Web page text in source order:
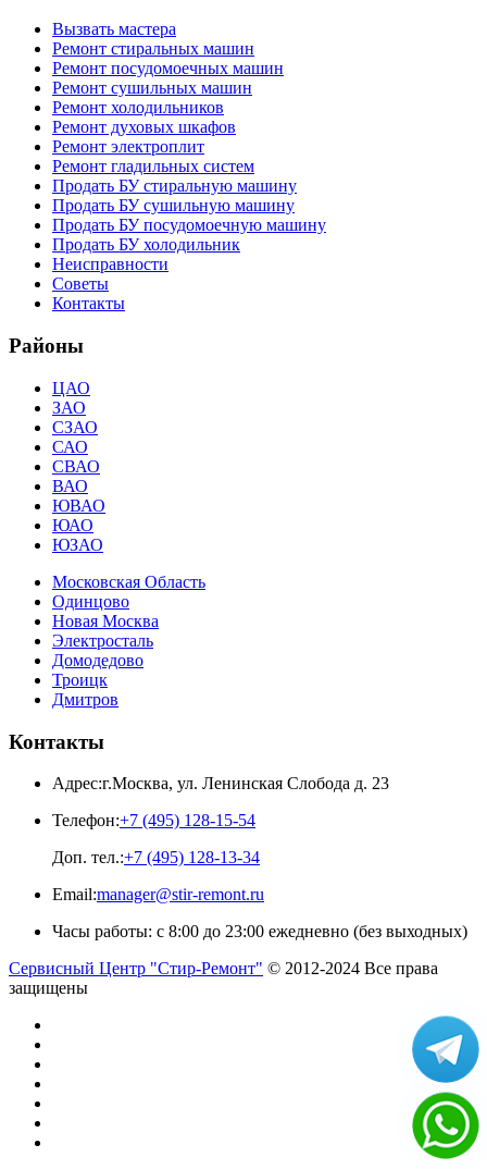
Вызвать мастера
Ремонт стиральных машин
Ремонт посудомоечных машин
Ремонт сушильных машин
Ремонт холодильников
Ремонт духовых шкафов
Ремонт электроплит
Ремонт гладильных систем
Продать БУ стиральную машину
Продать БУ сушильную машину
Продать БУ посудомоечную машину
Продать БУ холодильник
Неисправности
Советы
Контакты
Районы
ЦАО
ЗАО
СЗАО
САО
СВАО
ВАО
ЮВАО
ЮАО
ЮЗАО
Московская Область
Одинцово
Новая Москва
Электросталь
Домодедово
Троицк
Дмитров
Контакты
Адрес:г.Москва, ул. Ленинская Слобода д. 23
Телефон:+7 (495) 128-15-54
Доп. тел.:+7 (495) 128-13-34
Email:manager@stir-remont.ru
Часы работы: с 8:00 до 23:00 ежедневно (без выходных)
Сервисный Центр "Стир-Ремонт" © 2012-2024 Все права
защищены